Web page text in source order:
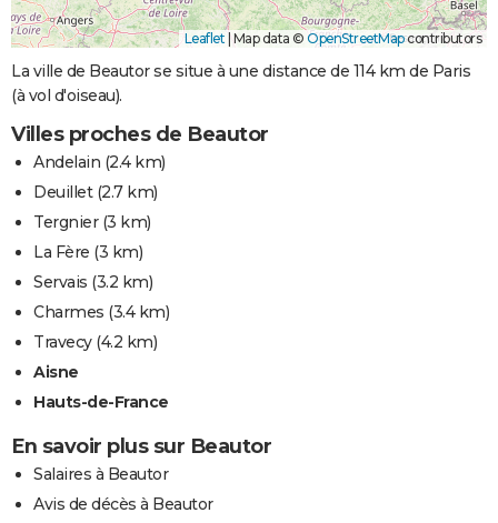
Leaflet Map data © OpenStreetMapcontributors
La ville de Beautor se situe à une distance de 114 km de Paris
(à vol d'oiseau).
Villes proches de Beautor
Andelain (2.4 km)
Deuillet(2.7 km)
Tergnier(3 km)
La Fère (3 km)
Servais (3.2 km)
Charmes (3.4 km)
Travecy(4.2 km)
Aisne
Hauts-de-France
En savoir plus sur Beautor
Salaires à Beautor
Avis de décès à Beautor